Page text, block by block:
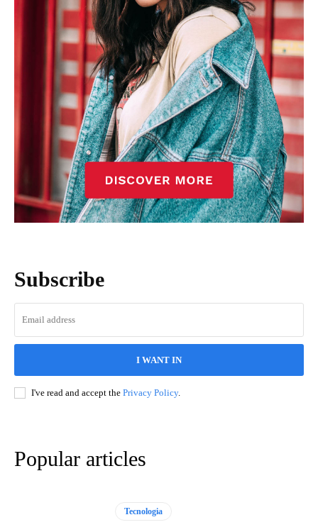
Subscribe
I WANT IN
I've read and accept the Privacy Policy.
Popular articles
Tecnologia